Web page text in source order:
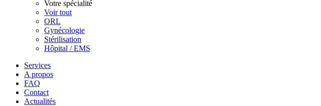
Votre spécialité
Voir tout
ORL
Gynécologie
Stérilisation
Hôpital / EMS
Services
A propos
FAQ
Contact
Actualités